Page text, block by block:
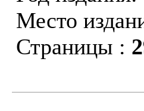
Место
Страницы :